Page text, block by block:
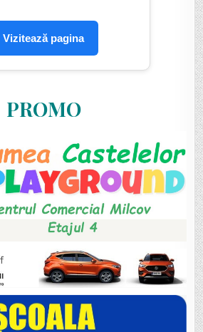
Vizitează pagina
PROMO